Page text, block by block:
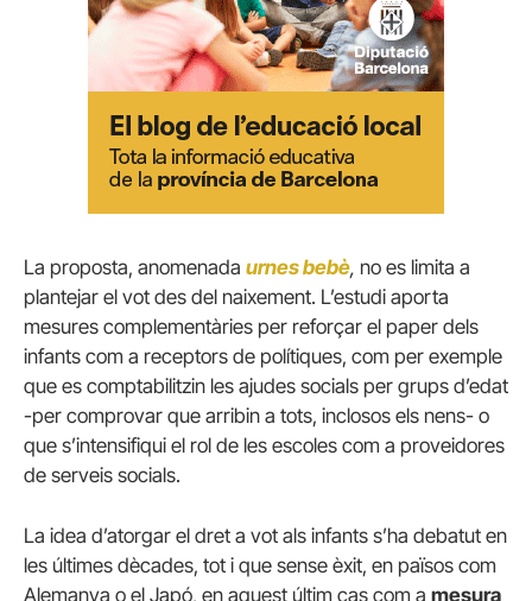
La proposta, anomenada urnes bebè, no es limita a
plantejar el vot des del naixement. L’estudi aporta
mesures complementàries per reforçar el paper dels
infants com a receptors de polítiques, com per exemple
que es comptabilitzin les ajudes socials per grups d’edat
-per comprovar que arribin a tots, inclosos els nens- o
que s’intensifiqui el rol de les escoles com a proveidores
de serveis socials.
La idea d’atorgar el dret a vot als infants s’ha debatut en
les últimes dècades, tot i que sense èxit, en països com
Alemanya o el Japó, en aquest últim cas com a mesura